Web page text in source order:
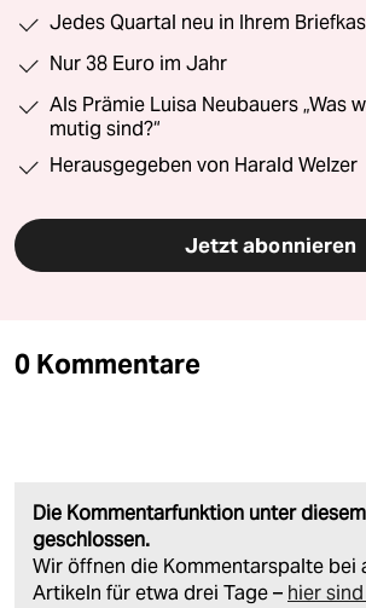
Jedes Quartal neu in Ihrem
Nur 38 Euro im Jahr
Als Prämie Luisa Neubauers „Was
mutig sind?“
Herausgegeben von Harald Welzer
Jetzt abonnieren
0 Kommentare
Die Kommentarfunktion unter
geschlossen.
Wir öffnen die Kommentarspalte bei
Artikeln für etwa drei Tage – hier